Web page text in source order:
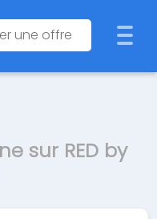
sur RED by